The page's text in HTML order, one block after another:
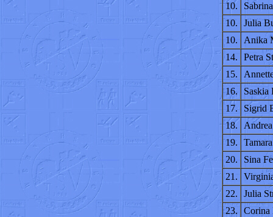
10.
10.
Julia
10.
Anika
14.
Petra
15.
16.
Saskia
17.
Sigrid
18.
19.
20.
Sina
21.
22.
Julia
23.
Corina